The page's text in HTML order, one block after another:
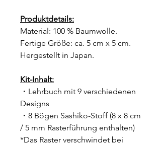
Produktdetails:
Material: 100 % Baumwolle.
Fertige Größe: ca. 5 cm x 5 cm.
Hergestellt in Japan.
Kit-Inhalt:
・Lehrbuch mit 9 verschiedenen
Designs
・8 Bögen Sashiko-Stoff (8 x 8 cm
/ 5 mm Rasterführung enthalten)
*Das Raster verschwindet bei